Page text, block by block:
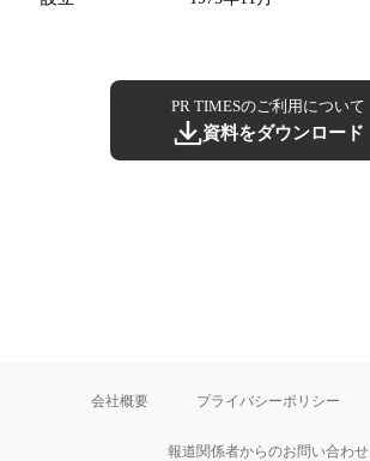
PR TIMESのご利用について
資料をダウンロード
会社概要 プライバシーポリシー
報道関係者からのお問い合わせ